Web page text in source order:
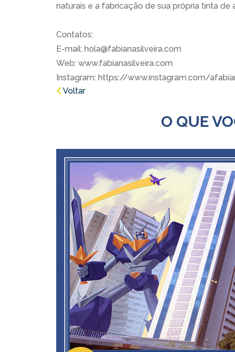
naturais e a fabricação de sua própria tinta de
Contatos:
E-mail: hola@fabianasilveira.com
Web: www.fabianasilveira.com
Instagram: https://www.instagram.com/
Voltar
O QUE